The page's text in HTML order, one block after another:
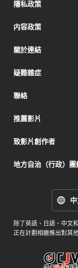
隱私政策
内容政策
關於連結
疑難雜症
聯絡
推薦影片
致影片創作者
地方自治（行政）
除了英語、日語、中文
正在計劃相繼推出對其